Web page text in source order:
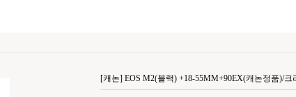
[캐논] EOS M2(블랙) +18-55MM+90EX(캐논정품)/